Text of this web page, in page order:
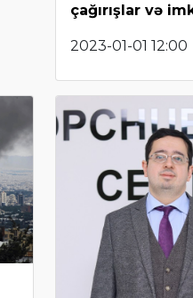
çağırışlar və
2023-01-01 12:00